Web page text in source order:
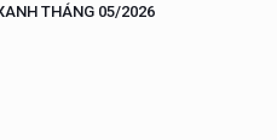
THÁNG 05/2026